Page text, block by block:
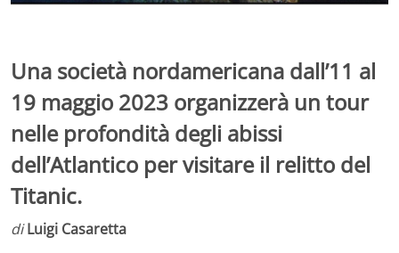
Una società nordamericana dall’11 al
19 maggio 2023 organizzerà un tour
nelle profondità degli abissi
dell’Atlantico per visitare il relitto del
Titanic.
di Luigi Casaretta